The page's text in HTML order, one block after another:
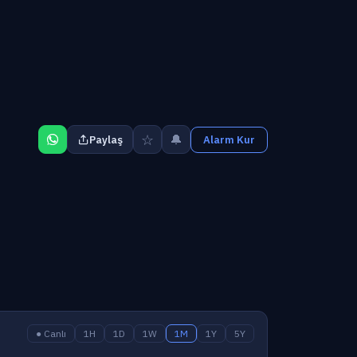
Paylaş ☆ 🔔 Alarm Kur
● Canlı 1H 1D 1W 1M 1Y 5Y